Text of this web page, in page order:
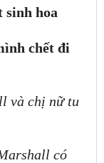
sinh hoa
chết đi
và chị nữ tu
có